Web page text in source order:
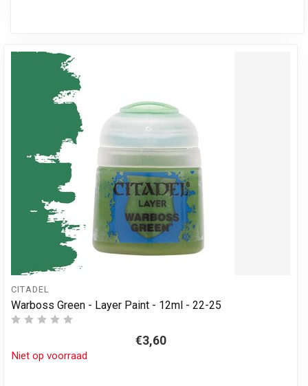
CITADEL
Warboss Green - Layer Paint - 12ml - 22-25
€3,60
Niet op voorraad